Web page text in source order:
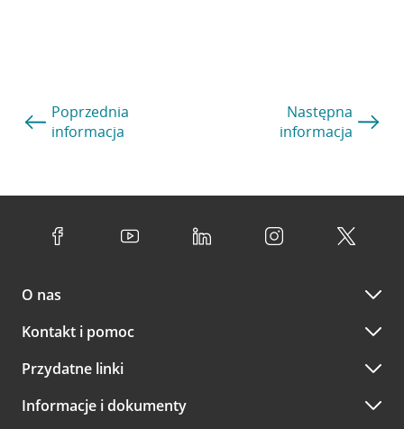
Poprzednia
informacja
Następna
informacja
O nas
Kontakt i pomoc
Przydatne linki
Informacje i dokumenty